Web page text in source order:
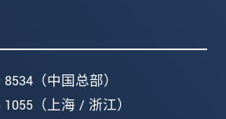
（中国总部）
1055（上海 / 浙江）